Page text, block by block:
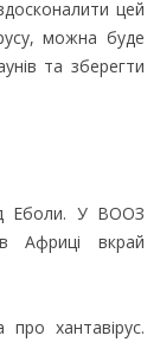
цей
можна буде
та зберегти
Еболи. У ВООЗ
Африці вкрай
хантавірус.